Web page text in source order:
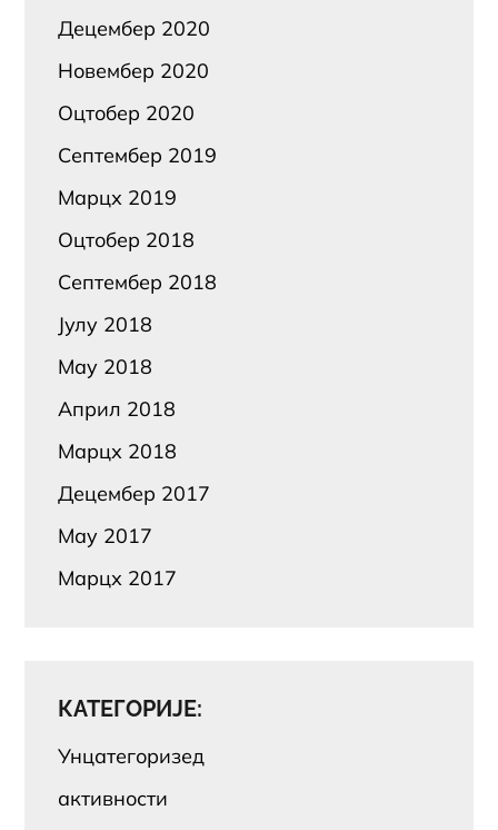
Децембер 2020
Новембер 2020
Оцтобер 2020
Септембер 2019
Марцх 2019
Оцтобер 2018
Септембер 2018
Јулy 2018
Маy 2018
Април 2018
Марцх 2018
Децембер 2017
Маy 2017
Марцх 2017
КАТЕГОРИЈЕ:
Унцатегоризед
активности